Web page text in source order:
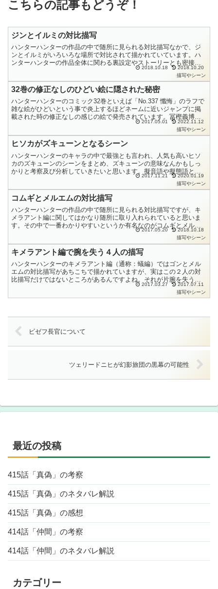
こちらの記事もどうぞ！
ジンとイルミの対比描写
ハンターハンターの作品の中で随所に見られる対比描写なかで、ジ
ンとイルミがいろいろな場所で対比されて描かれていています。ハ
ンターハンターの作品全体に関わる裏設定やストーリーとも密接に
関係しています。深読みしている考察ファンにとってゾクッとく
2018.10.18
2018.10.20
描写やシーン
32巻の修正なしのひどい絵に隠された秘密
ハンターハンターのコミック32巻といえば「No.337 懺悔」のラフで
雑な絵がひどいという事で炎上するほどネームに近いジャンプに掲
載された時の修正なしの感じの絵で発売されています。冨樫義博先
生は手抜きのいいかげんな漫画家なのか、神を超えた天...
2017.05.01
2022.11.12
描写やシーン
ヒソカがズキューンとなるシーン
ハンターハンターのキャラの中で最強とも言われ、人気も高いヒソ
カのズキューンのシーンをまとめ、ズキューンの意味なんかもしっ
かりと考察及び分析していきたいと思います。擬音語や擬態語とし
てはズギューン、ズキィィン、ズキュウウゥゥンです。このヒソ
2017.11.21
2020.01.19
描写やシーン
コムギとメルエムの対比描写
ハンターハンターの作品の中で随所に見られる対比描写ですが、キ
メラアント編に関してはかなり随所に取り入れられていると思いま
す。その中で一番わかりやすいというか有名なのがコムギとメルエ
ムの対比描写です。実はこの２人には私の覚醒考察でも解明でき
2017.05.20
2018.10.18
描写やシーン
キメラアント編で腕を失う４人の描写
ハンターハンターのキメラアント編（通称：蟻編）ではゴンとメル
エムの対比描写があちこちで描かれていますが、実はこの２人の対
比描写だけではないところがあるんですよね。それが片腕を失うと
いうシーンなんですが実はキメラアント編においては４人の登場
2017.03.27
2017.07.11
描写やシーン
ビゼフ長官について
ツェリードニヒが幻影旅団の黒幕の可能性
最近の投稿
415話「真偽」の考察
415話「真偽」のネタバレ解説
415話「真偽」の感想
414話「仲間」の考察
414話「仲間」のネタバレ解説
カテゴリー